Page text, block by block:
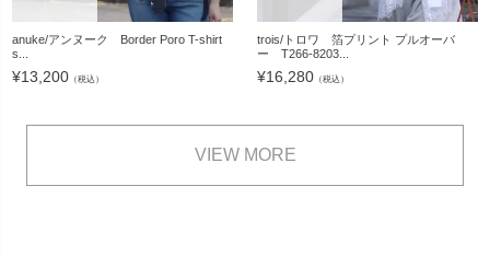
anuke/アンヌーク Border Poro T-shirt
s...
¥13,200 （税込）
trois/トロワ 箔プリント プルオーバ
ー T266-8203...
¥16,280 （税込）
VIEW MORE